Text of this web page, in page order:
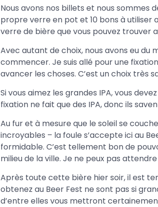
Nous avons nos billets et nous sommes
propre verre en pot et 10 bons à utiliser
verre de bière que vous pouvez trouver
Avec autant de choix, nous avons eu du
commencer. Je suis allé pour une
avancer les choses. C’est un choix très
Si vous aimez les grandes IPA, vous
fixation ne fait que des IPA, donc ils
Au fur et à mesure que le soleil se
incroyables – la foule s’accepte ici au
formidable. C’est tellement bon de
milieu de la ville. Je ne peux pas
Après toute cette bière hier soir, il est
obtenez au Beer Fest ne sont pas si
d’entre elles vous mettront